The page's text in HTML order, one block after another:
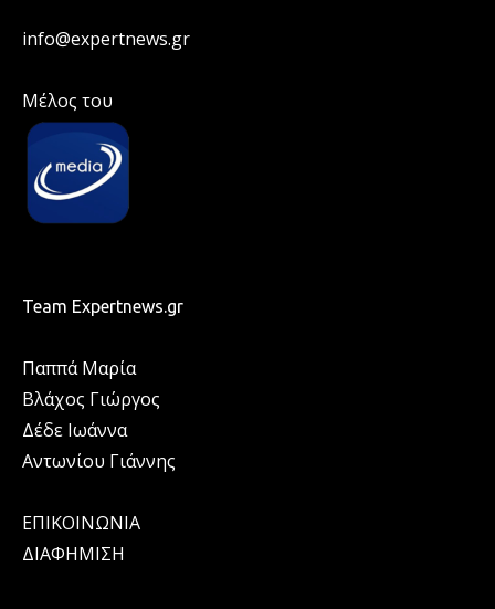
info@expertnews.gr
Μέλος του
Team Expertnews.gr
Παππά Μαρία
Βλάχος Γιώργος
Δέδε Ιωάννα
Αντωνίου Γιάννης
ΕΠΙΚΟΙΝΩΝΙΑ
ΔΙΑΦΗΜΙΣΗ